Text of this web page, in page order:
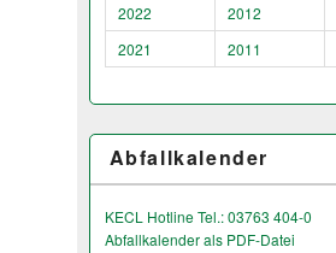
2022
2012
2021
2011
Abfallkalender
KECL Hotline Tel.: 03763 404-0
Abfallkalender als PDF-Datei